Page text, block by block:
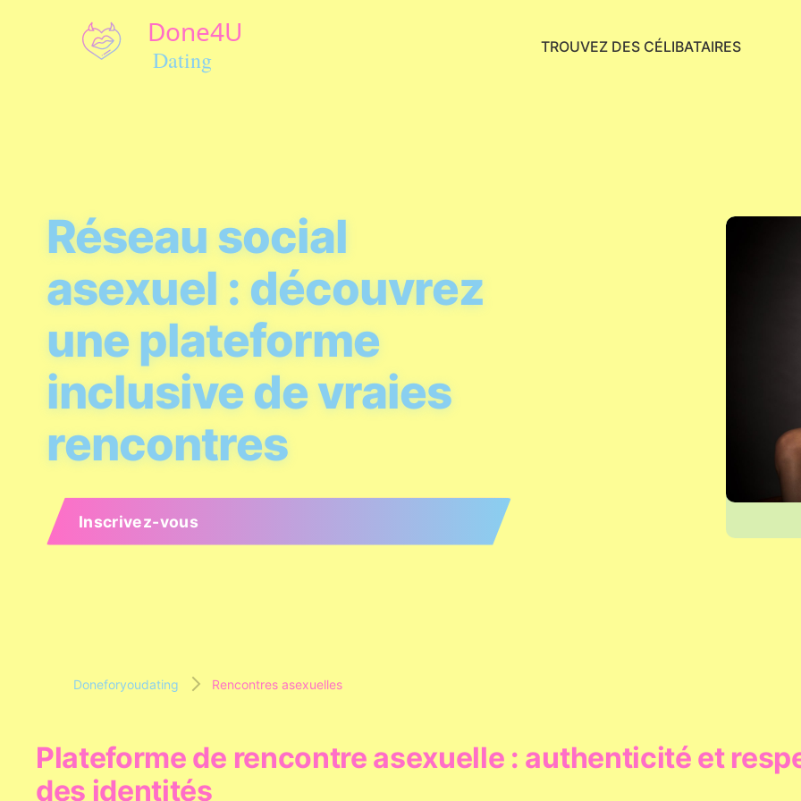
TROUVEZ DES CÉLIBATAIRES
Réseau social
asexuel : découvrez
une plateforme
inclusive de vraies
rencontres
Inscrivez-vous
Doneforyoudating Rencontres asexuelles
Plateforme de rencontre asexuelle : authenticité et
des identités